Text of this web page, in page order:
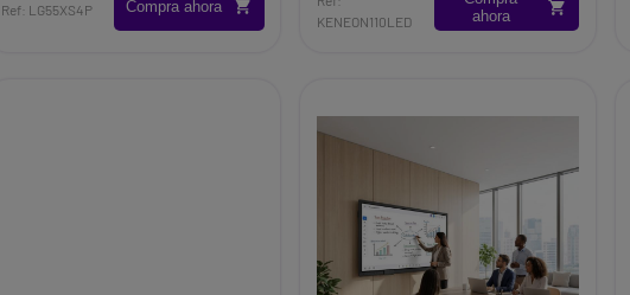
Ref: LG55XS4P Compra ahora
KENEON110LED
ahora